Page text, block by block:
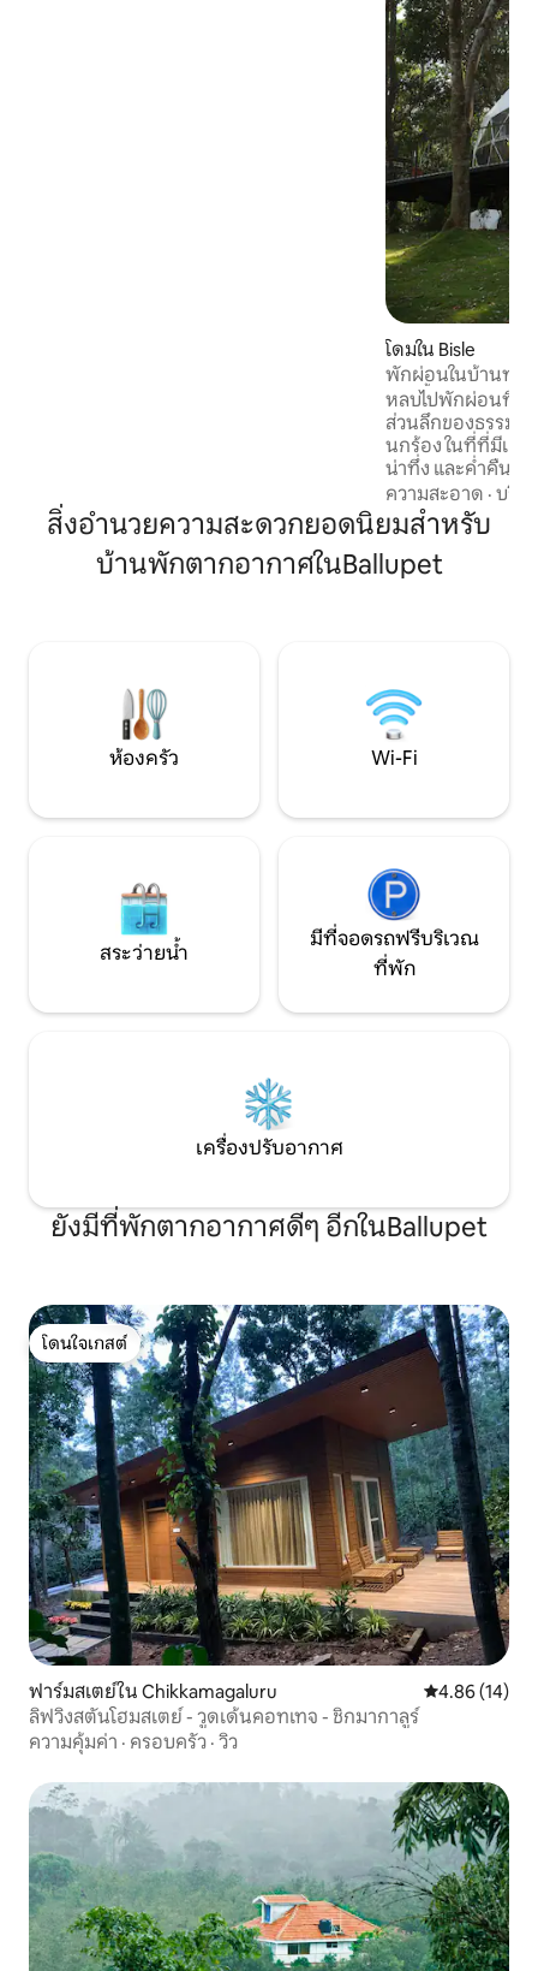
โดมใน Bisle
พักผ่อนในบ้านทรง
ว่ายน้ำและทางเดิ
หลบไปพักผ่อนที่โ
ส่วนลึกของธรรม
นกร้อง ในที่ที่มีเช้า
น่าทึ่ง และค่ำคืนที่
รอคุณอยู่ เพลิดเพ
เที่ยวชมสถานที่ยา
ที่มีไกด์นำทาง การ
พักส่วนตัวที่อบอุ่น
ชอุ่ม เหมาะสำหรับคู่รัก ครอบครัว และคน
ความสะอาด ·บริก
สิ่งอำนวยความสะดวกยอดนิยมสำหรับ
บ้านพักตากอากาศในBallupet
ห้องครัว Wi-Fi
สระว่ายน้ำ
มีที่จอดรถฟรีบริเวณ
ที่พัก
เครื่องปรับอากาศ
ยังมีที่พักตากอากาศดีๆ อีกในBallupet
โดนใจเกสต์
โดนใจเกสต์
ฟาร์มสเตย์ใน Chikkamagaluru คะแนนเฉลี่ย
4.86 (14)
ลิฟวิงสตันโฮมสเตย์ - วูดเด้นคอทเทจ - ชิกมากาลูร์
ความคุ้มค่า · ครอบครัว · วิว